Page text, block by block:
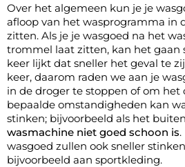
Over het algemeen kun je je
afloop van het wasprogramma in
zitten. Als je je wasgoed na het
trommel laat zitten, kan het gaan
keer lijkt dat sneller het geval te
keer, daarom raden we aan je
in de droger te stoppen of om het
bepaalde omstandigheden kan
stinken; bijvoorbeeld als het
wasmachine niet goed schoon is
wasgoed zullen ook sneller
bijvoorbeeld aan sportkleding.